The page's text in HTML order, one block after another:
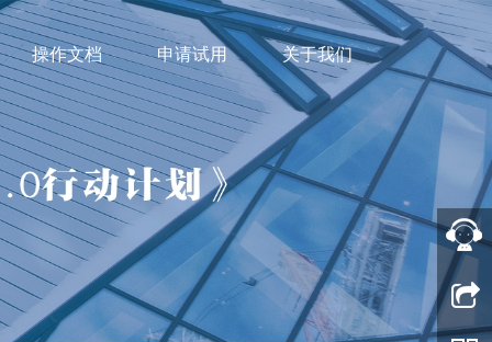
操作文档 申请试用 关于我们